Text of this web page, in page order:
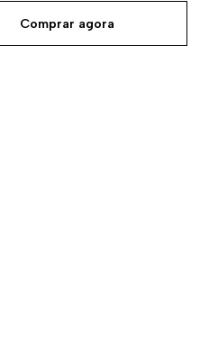
Comprar agora